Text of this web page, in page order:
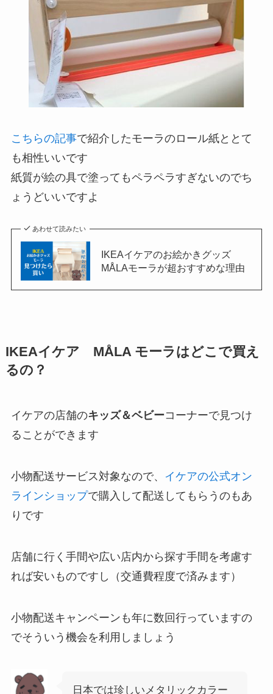
こちらの記事で紹介したモーラのロール紙ととて
も相性いいです
紙質が絵の具で塗ってもペラペラすぎないのでち
ょうどいいですよ
あわせて読みたい
IKEAイケアのお絵かきグッズ
MÅLAモーラが超おすすめな理由
IKEAイケア MÅLA モーラはどこで買え
るの？
イケアの店舗のキッズ＆ベビーコーナーで見つけ
ることができます
小物配送サービス対象なので、
イケアの公式オン
ラインショップで購入して配送してもらうのもあ
りです
店舗に行く手間や広い店内から探す手間を考慮す
れば安いものですし（交通費程度で済みます）
小物配送キャンペーンも年に数回行っていますの
でそういう機会を利用しましょう
日本では珍しいメタリックカラー